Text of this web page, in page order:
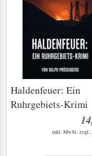
Haldenfeuer: Ein
Ruhrgebiets-Krimi
inkl. MwSt. zzgl.